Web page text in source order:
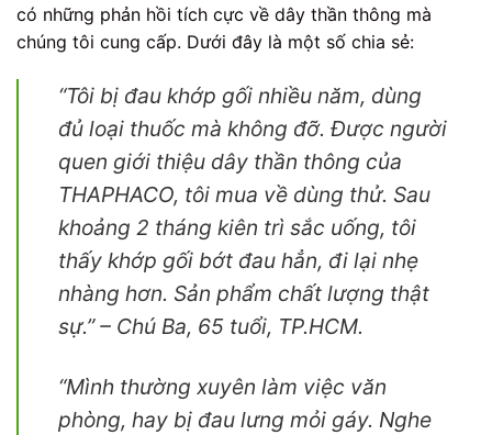
có những phản hồi tích cực về dây thần thông mà
chúng tôi cung cấp. Dưới đây là một số chia sẻ:
“Tôi bị đau khớp gối nhiều năm, dùng
đủ loại thuốc mà không đỡ. Được người
quen giới thiệu dây thần thông của
THAPHACO, tôi mua về dùng thử. Sau
khoảng 2 tháng kiên trì sắc uống, tôi
thấy khớp gối bớt đau hẳn, đi lại nhẹ
nhàng hơn. Sản phẩm chất lượng thật
sự.”– Chú Ba, 65 tuổi, TP.HCM.
“Mình thường xuyên làm việc văn
phòng, hay bị đau lưng mỏi gáy. Nghe